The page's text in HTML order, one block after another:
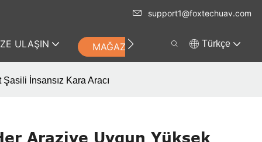
support1@foxtechuav.com
ULAŞIN MAĞAZA Türkçe
İnsansız Kara Aracı
Araziye Uygun Yüksek